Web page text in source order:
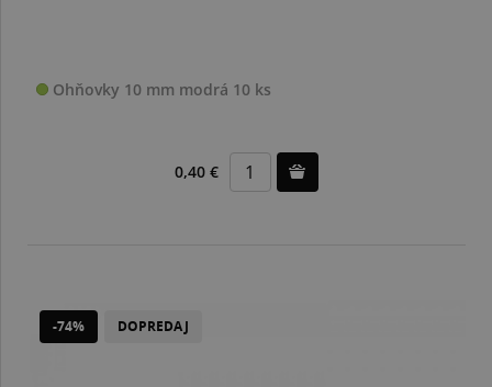
Ohňovky 10 mm modrá 10 ks
0,40 €
-74% DOPREDAJ